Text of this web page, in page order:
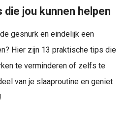
jou kunnen helpen
gesnurk en eindelijk een
Hier zijn 13 praktische tips die
te verminderen of zelfs te
van je slaaproutine en geniet